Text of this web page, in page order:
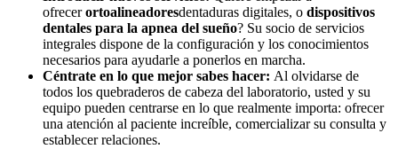
ofrecerortoalineadoresdentaduras digitales, o dispositivos
dentales para la apnea del sueño? Su socio de servicios
integrales dispone de la configuración y los conocimientos
necesarios para ayudarle a ponerlos en marcha.
Céntrate en lo que mejor sabes hacer: Al olvidarse de
todos los quebraderos de cabeza del laboratorio, usted y su
equipo pueden centrarse en lo que realmente importa: ofrecer
una atención al paciente increíble, comercializar su consulta y
establecer relaciones.